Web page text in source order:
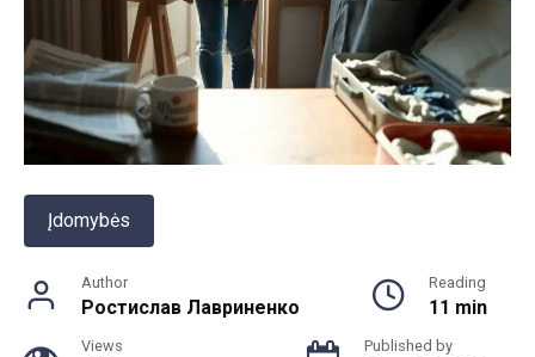
Įdomybės
Author
Ростислав Лавриненко
Reading
11 min
Views Published by